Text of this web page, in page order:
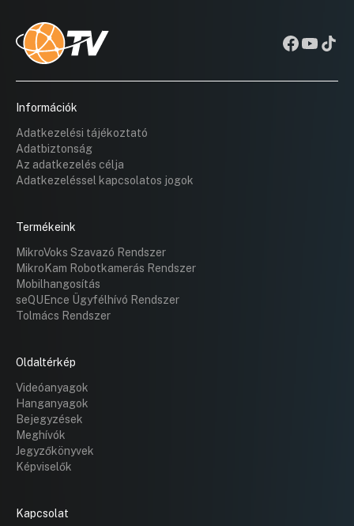
Információk
Adatkezelési tájékoztató
Adatbiztonság
Az adatkezelés célja
Adatkezeléssel kapcsolatos jogok
Termékeink
MikroVoks Szavazó Rendszer
MikroKam Robotkamerás Rendszer
Mobilhangosítás
seQUEnce Ügyfélhívó Rendszer
Tolmács Rendszer
Oldaltérkép
Videóanyagok
Hanganyagok
Bejegyzések
Meghívók
Jegyzőkönyvek
Képviselők
Kapcsolat